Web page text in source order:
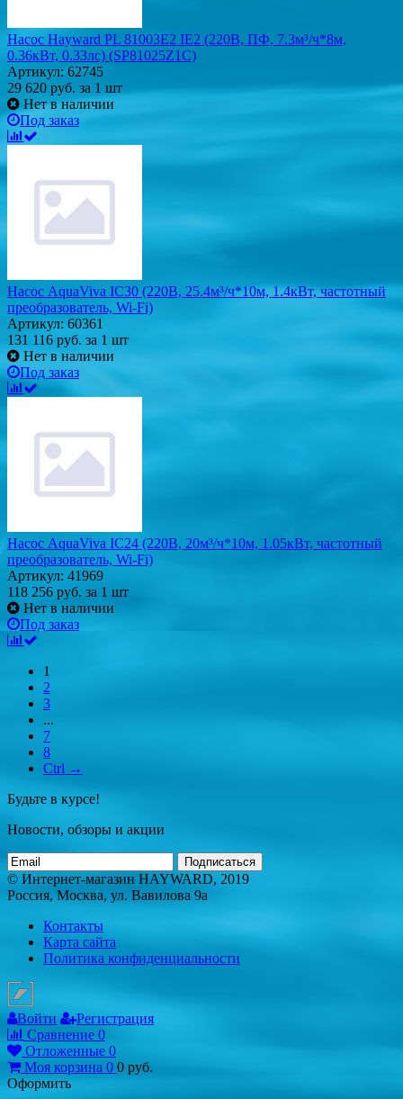
Насос Hayward PL 81003E2 IE2 (220В, ПФ, 7.3м³/ч*8м,
0.36кВт, 0.33лс) (SP81025Z1C)
Артикул: 62745
29 620 руб. за 1 шт
Нет в наличии
Под заказ
Насос AquaViva IC30 (220В, 25.4м³/ч*10м, 1.4кВт, частотный
преобразователь, Wi-Fi)
Артикул: 60361
131 116 руб. за 1 шт
Нет в наличии
Под заказ
Насос AquaViva IC24 (220В, 20м³/ч*10м, 1.05кВт, частотный
преобразователь, Wi-Fi)
Артикул: 41969
118 256 руб. за 1 шт
Нет в наличии
Под заказ
1
2
3
...
7
8
Ctrl →
Будьте в курсе!
Новости, обзоры и акции
Подписаться
© Интернет-магазин HAYWARD, 2019
Россия, Москва, ул. Вавилова 9а
Контакты
Карта сайта
Политика конфиденциальности
Войти
Регистрация
Сравнение 0
Отложенные 0
Моя корзина 0 0 руб.
Оформить